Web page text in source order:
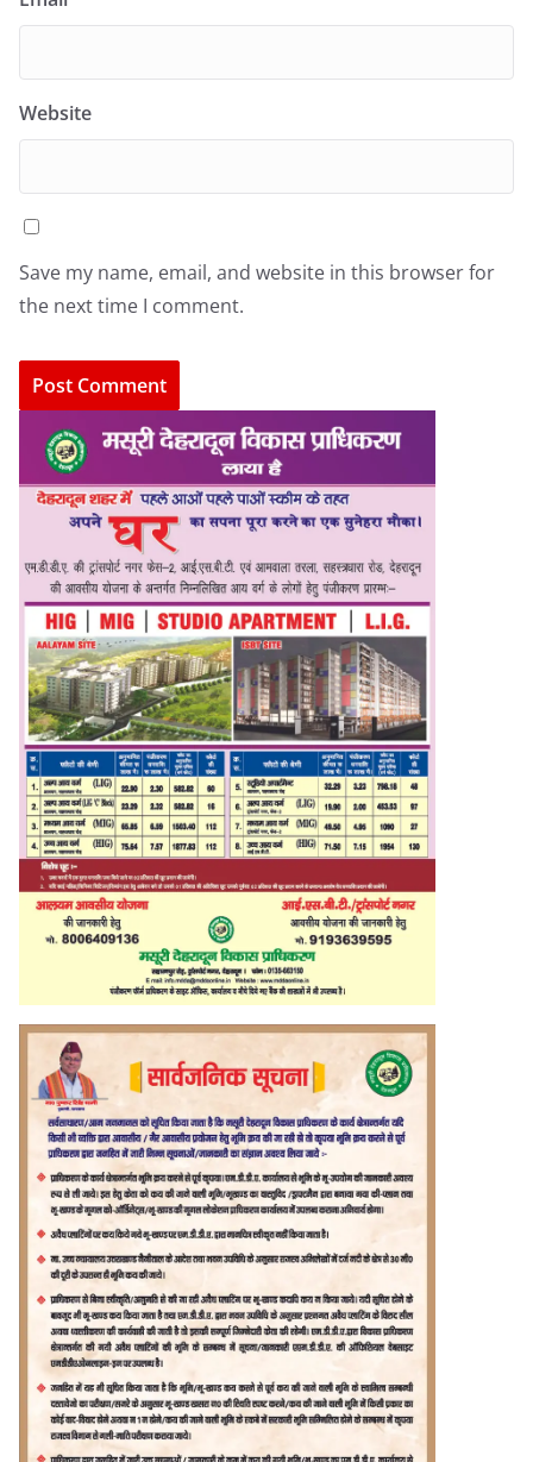
Website
Save my name, email, and website in this browser for
the next time I comment.